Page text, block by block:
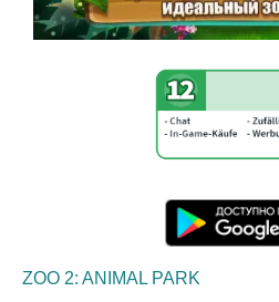
ZOO 2: ANIMAL PARK